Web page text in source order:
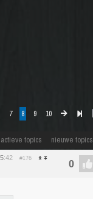
7 8 9 10
actieve topics nieuwe topics
:42 #176